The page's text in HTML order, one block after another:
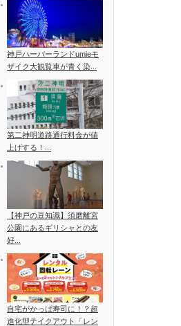
神戸ハーバーランドumieモ
ザイク大観覧車が青く染...
第二神明道路通行料金が値
上げする！...
【神戸の豆知識】須磨離宮
公園にあるギリシャとの友
好...
自宅がかっぱ寿司に！？超
進化型テイクアウト「レン